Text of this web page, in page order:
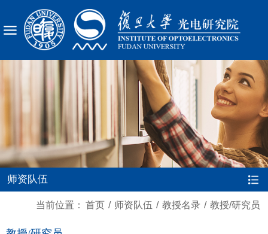
师资队伍
当前位置： 首页 / 师资队伍 / 教授名录 / 教授/研究员